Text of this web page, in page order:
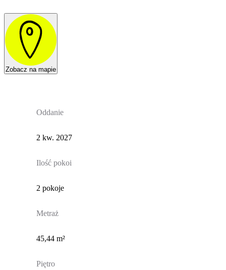
Zobacz na mapie
Oddanie
2 kw. 2027
Ilość pokoi
2 pokoje
Metraż
45,44 m²
Piętro